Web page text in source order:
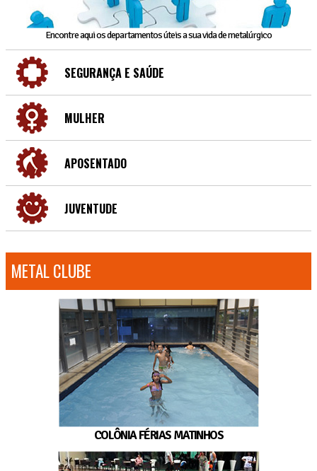
Encontre aqui os departamentos úteis a sua vida de metalúrgico
SEGURANÇA E SAÚDE
MULHER
APOSENTADO
JUVENTUDE
METAL CLUBE
COLÔNIA FÉRIAS MATINHOS